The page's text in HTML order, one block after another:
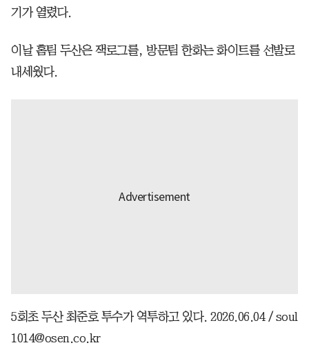
기가 열렸다.
이날 홈팀 두산은 잭로그를, 방문팀 한화는 화이트를 선발로
내세웠다.
5회초 두산 최준호 투수가 역투하고 있다. 2026.06.04 / soul
1014@osen.co.kr